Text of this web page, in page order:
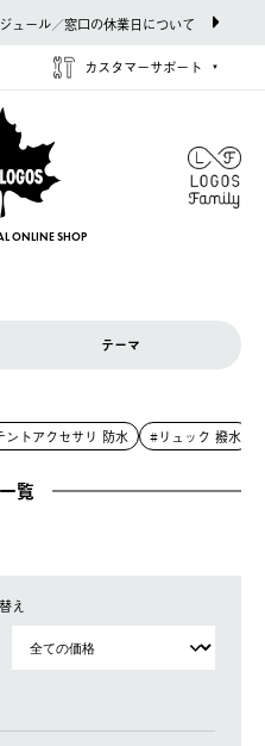
ュール／窓口の休業日について
カスタマーサポート
ONLINE SHOP
テーマ
ントアクセサリ 防水 #リュック 撥水
覧
え